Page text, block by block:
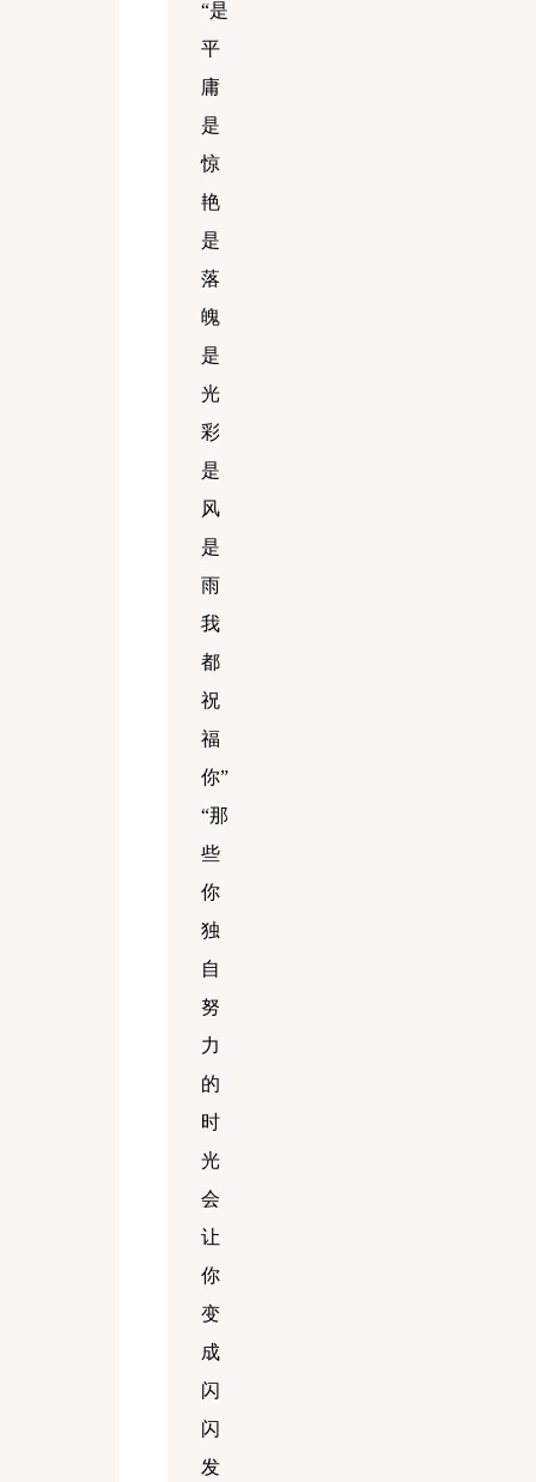
“是
平
庸
是
惊
艳
是
落
魄
是
光
彩
是
风
是
雨
我
都
祝
福
你”
“那
些
你
独
自
努
力
的
时
光
会
让
你
变
成
闪
闪
发